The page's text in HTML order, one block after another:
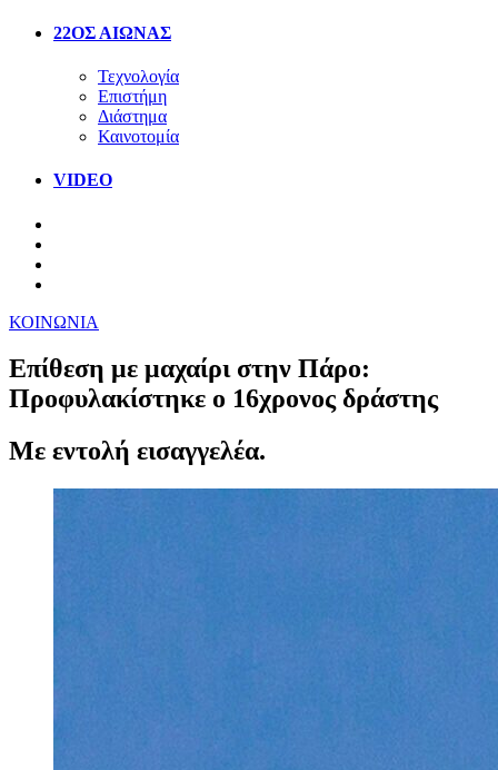
22ΟΣ ΑΙΩΝΑΣ
Τεχνολογία
Επιστήμη
Διάστημα
Καινοτομία
VIDEO
ΚΟΙΝΩΝΙΑ
Επίθεση με μαχαίρι στην Πάρο:
Προφυλακίστηκε ο 16χρονος δράστης
Με εντολή εισαγγελέα.